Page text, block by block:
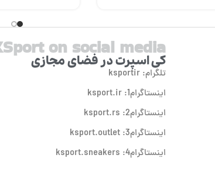
on social media
کی اسپرت در فضای مجازی
تلگرام: ksportir
اینستاگرام1: ksport.ir
اینستاگرام2: ksport.rs
اینستاگرام3: ksport.outlet
اینستاگرام4: ksport.sneakers